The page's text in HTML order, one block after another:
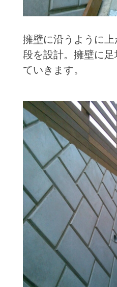
擁壁に沿うように
段を設計。擁壁に
ていきます。